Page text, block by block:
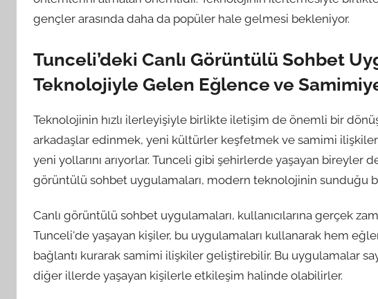
gençler arasında daha da popüler hale gelmesi bekleniyor.
Tunceli’deki Canlı Görüntülü Sohbet
Teknolojiyle Gelen Eğlence ve
Teknolojinin hızlı ilerleyişiyle birlikte iletişim de önemli bir
arkadaşlar edinmek, yeni kültürler keşfetmek ve samimi
yeni yollarını arıyorlar. Tunceli gibi şehirlerde yaşayan bireyler
görüntülü sohbet uygulamaları, modern teknolojinin sunduğu bir
Canlı görüntülü sohbet uygulamaları, kullanıcılarına gerçek
Tunceli'de yaşayan kişiler, bu uygulamaları kullanarak hem
bağlantı kurarak samimi ilişkiler geliştirebilir. Bu uygulamalar
diğer illerde yaşayan kişilerle etkileşim halinde olabilirler.